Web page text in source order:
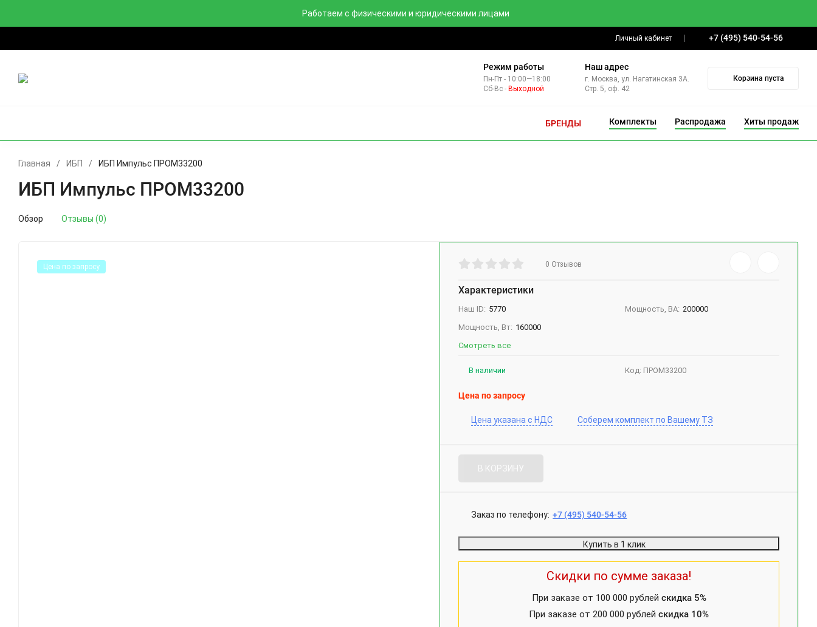
Работаем с физическими и юридическими лицами
Личный кабинет +7 (495) 540-54-56
Режим работы
Пн-Пт - 10:00—18:00
Сб-Вс - Выходной
Наш адрес
г. Москва, ул. Нагатинская 3А.
Стр. 5, оф. 42
Корзина пуста
БРЕНДЫ Комплекты Распродажа Хиты продаж
Главная / ИБП / ИБП Импульс ПРОМ33200
ИБП Импульс ПРОМ33200
Обзор Отзывы (0)
Цена по запросу 0 Отзывов
Характеристики
Наш ID: 5770 Мощность, ВА: 200000
Мощность, Вт: 160000
Смотреть все
Код: ПРОМ33200
В наличии
Цена по запросу
Цена указана с НДС Соберем комплект по Вашему ТЗ
В КОРЗИНУ
Заказ по телефону: +7 (495) 540-54-56
Купить в 1 клик
Скидки по сумме заказа!
При заказе от 100 000 рублей скидка 5%
При заказе от 200 000 рублейскидка 10%